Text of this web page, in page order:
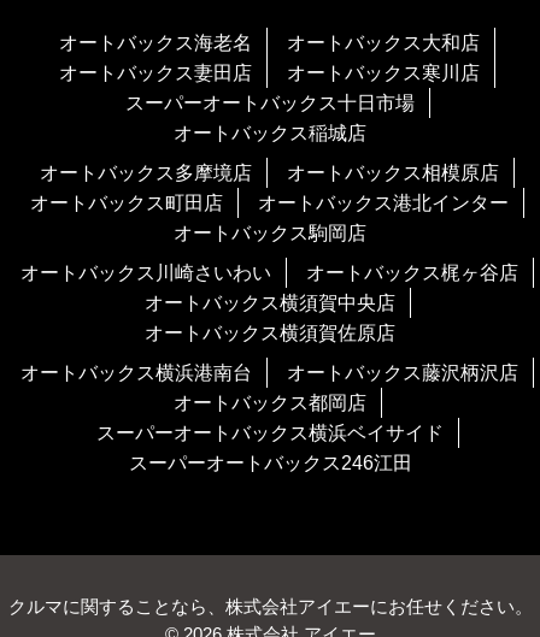
オートバックス海老名
オートバックス大和店
オートバックス妻田店
オートバックス寒川店
スーパーオートバックス十日市場
オートバックス稲城店
オートバックス多摩境店
オートバックス相模原店
オートバックス町田店
オートバックス港北インター
オートバックス駒岡店
オートバックス川崎さいわい
オートバックス梶ヶ谷店
オートバックス横須賀中央店
オートバックス横須賀佐原店
オートバックス横浜港南台
オートバックス藤沢柄沢店
オートバックス都岡店
スーパーオートバックス横浜ベイサイド
スーパーオートバックス246江田
クルマに関することなら、株式会社アイエーにお任せください。